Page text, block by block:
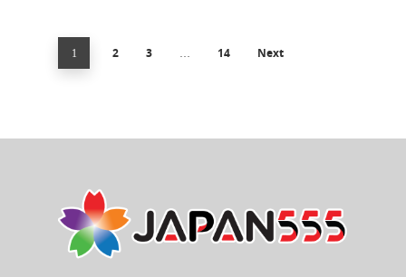
1 2 3 … 14 Next